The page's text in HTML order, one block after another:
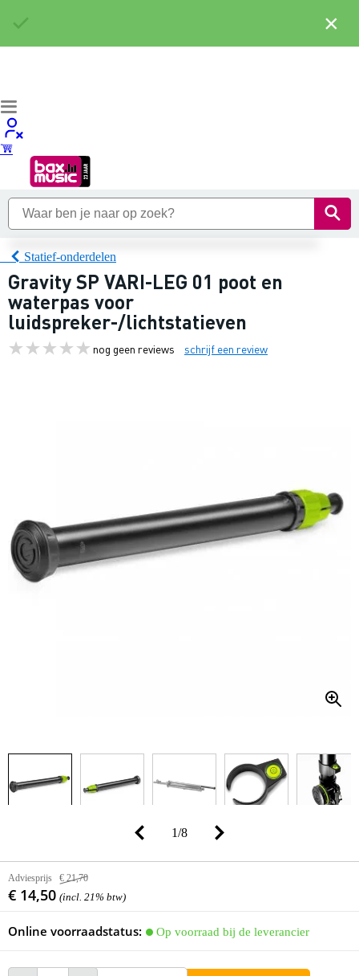
Statief-onderdelen
Gravity SP VARI-LEG 01 poot en
waterpas voor
luidspreker-/lichtstatieven
nog geen reviews schrijf een review
1/8
Adviesprijs € 21,70
€ 14,50 (incl. 21% btw)
Online voorraadstatus: Op voorraad bij de leverancier
×